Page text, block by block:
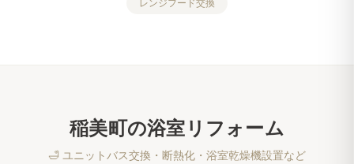
レンジフード交換
稲美町の浴室リフォーム
🛁 ユニットバス交換・断熱化・浴室乾燥機設置など